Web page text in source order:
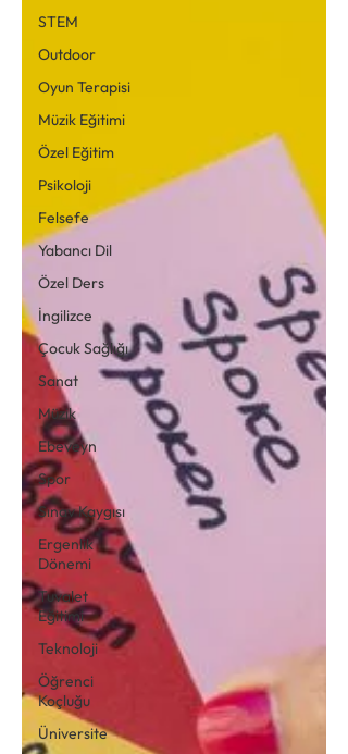
STEM
Outdoor
Oyun Terapisi
Müzik Eğitimi
Özel Eğitim
Psikoloji
Felsefe
Yabancı Dil
Özel Ders
İngilizce
Çocuk Sağlığı
Sanat
Müzik
Ebeveyn
Spor
Sınav Kaygısı
Ergenlik
Dönemi
Tuvalet
Eğitimi
Teknoloji
Öğrenci
Koçluğu
Üniversite